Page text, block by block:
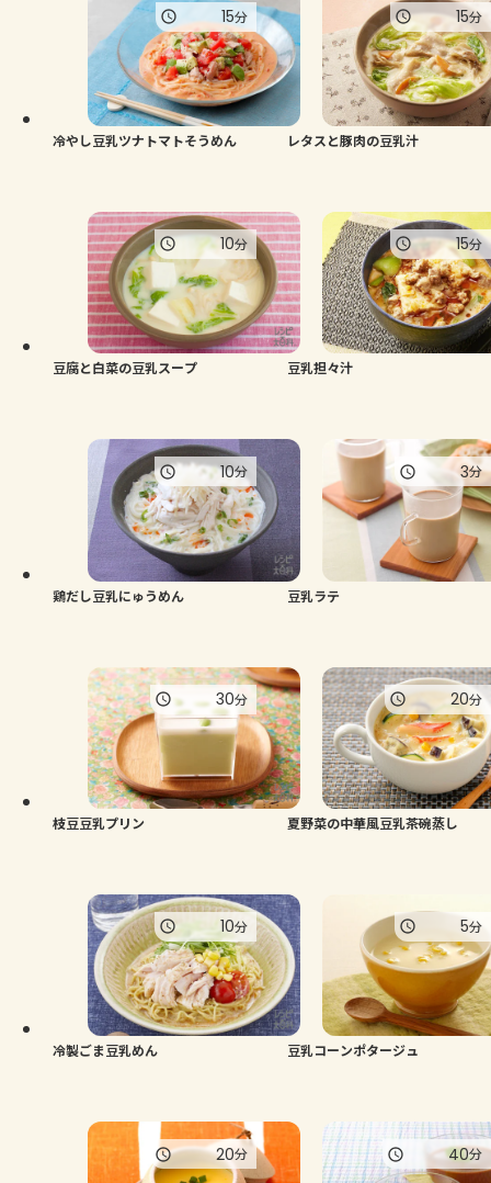
冷やし豆乳ツナトマトそうめん
15分
レタスと豚肉の豆乳汁
15分
豆腐と白菜の豆乳スープ
10分
豆乳担々汁
15分
鶏だし豆乳にゅうめん
10分
豆乳ラテ
3分
枝豆豆乳プリン
30分
夏野菜の中華風豆乳茶碗蒸し
20分
冷製ごま豆乳めん
10分
豆乳コーンポタージュ
5分
20分 40分